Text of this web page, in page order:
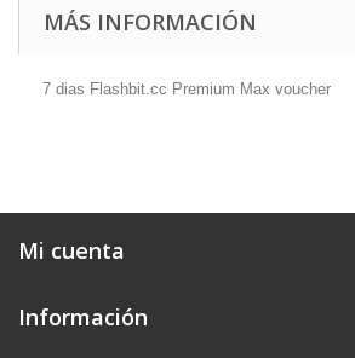
MÁS INFORMACIÓN
7 dias Flashbit.cc Premium Max voucher
Mi cuenta
Información